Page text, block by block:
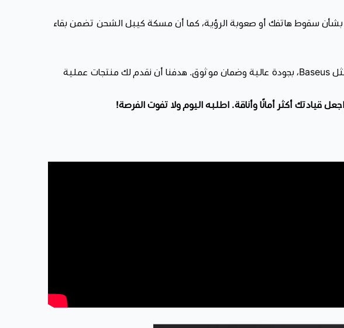
بشأن سقوط هاتفك أو صعوبة الرؤية، كما أن مسكة كيبل الشحن تضمن بقاء
، نحرص على توفير أحدث إكسسوارات السيارات والهواتف من أفضل العلامات العالمية مثل Baseus، بجودة عالية وضمان موثوق. هدفنا أن نقدم لك منتجات عملية